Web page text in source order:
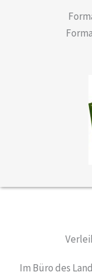
Im Büro des